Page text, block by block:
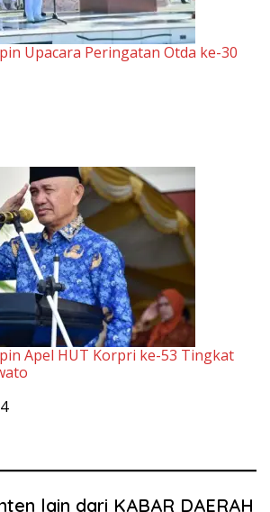
Apel HUT Korpri ke-53 Tingkat
lain dari KABAR DAERAH
dapatkan pos terbaru lewat email.